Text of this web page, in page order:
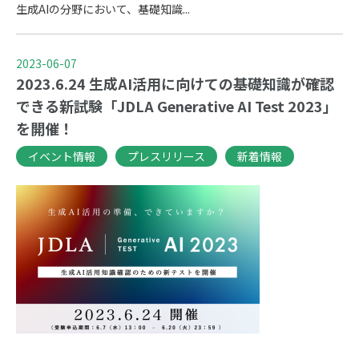
生成AIの分野において、基礎知識...
2023-06-07
2023.6.24 生成AI活用に向けての基礎知識が確認
できる新試験「JDLA Generative AI Test 2023」
を開催！
イベント情報 プレスリリース 新着情報